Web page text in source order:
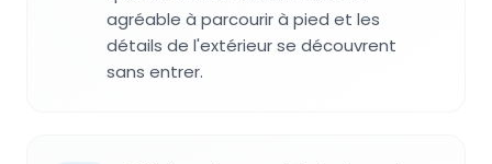
agréable à parcourir à pied et les
détails de l'extérieur se découvrent
sans entrer.